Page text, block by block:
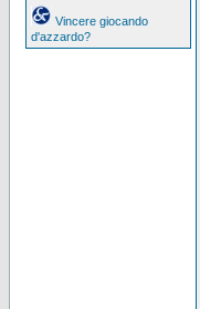
Vincere giocando
d'azzardo?